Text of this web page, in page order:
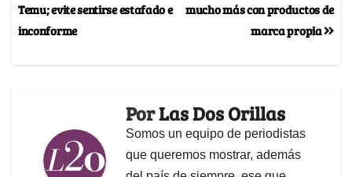
mucho más con productos de
marca propia
Temu; evite sentirse estafado e
inconforme
PorLas Dos Orillas
Somos un equipo de periodistas
que queremos mostrar, además